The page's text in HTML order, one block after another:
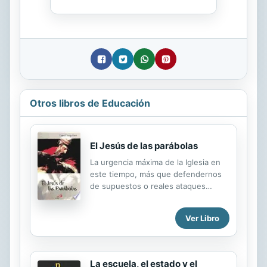
Otros libros de Educación
El Jesús de las parábolas
La urgencia máxima de la Iglesia en
este tiempo, más que defendernos
de supuestos o reales ataques
es la de anunciar a Jesús. Este es el
propósito de este libro: presentar a
Ver Libro
La escuela, el estado y el